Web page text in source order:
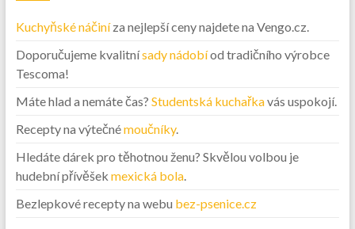
Kuchyňské náčiníza nejlepší ceny najdete na Vengo.cz.
Doporučujeme kvalitnísady nádobíod tradičního výrobce
Tescoma!
Máte hlad a nemáte čas? Studentská kuchařkavás uspokojí.
Recepty na výtečnémoučníky.
Hledáte dárek pro těhotnou ženu? Skvělou volbou je
hudební přívěšek mexická bola.
Bezlepkové recepty na webu bez-psenice.cz